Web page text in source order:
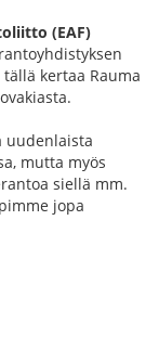
(EAF)
tällä kertaa Rauma
uudenlaista
mutta myös
siellä mm.
jopa